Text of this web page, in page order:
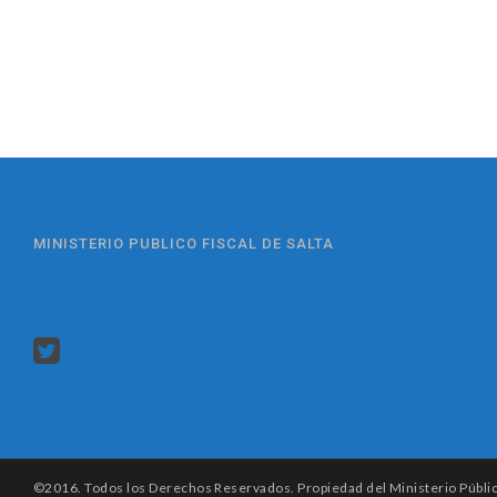
MINISTERIO PUBLICO FISCAL DE SALTA
©2016. Todos los Derechos Reservados. Propiedad del Ministerio